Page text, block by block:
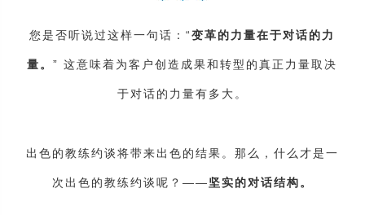
您是否听说过这样一句话：“变革的力量在于对话的力
量。” 这意味着为客户创造成果和转型的真正力量取决
于对话的力量有多大。
出色的教练约谈将带来出色的结果。那么，什么才是一
次出色的教练约谈呢？——坚实的对话结构。